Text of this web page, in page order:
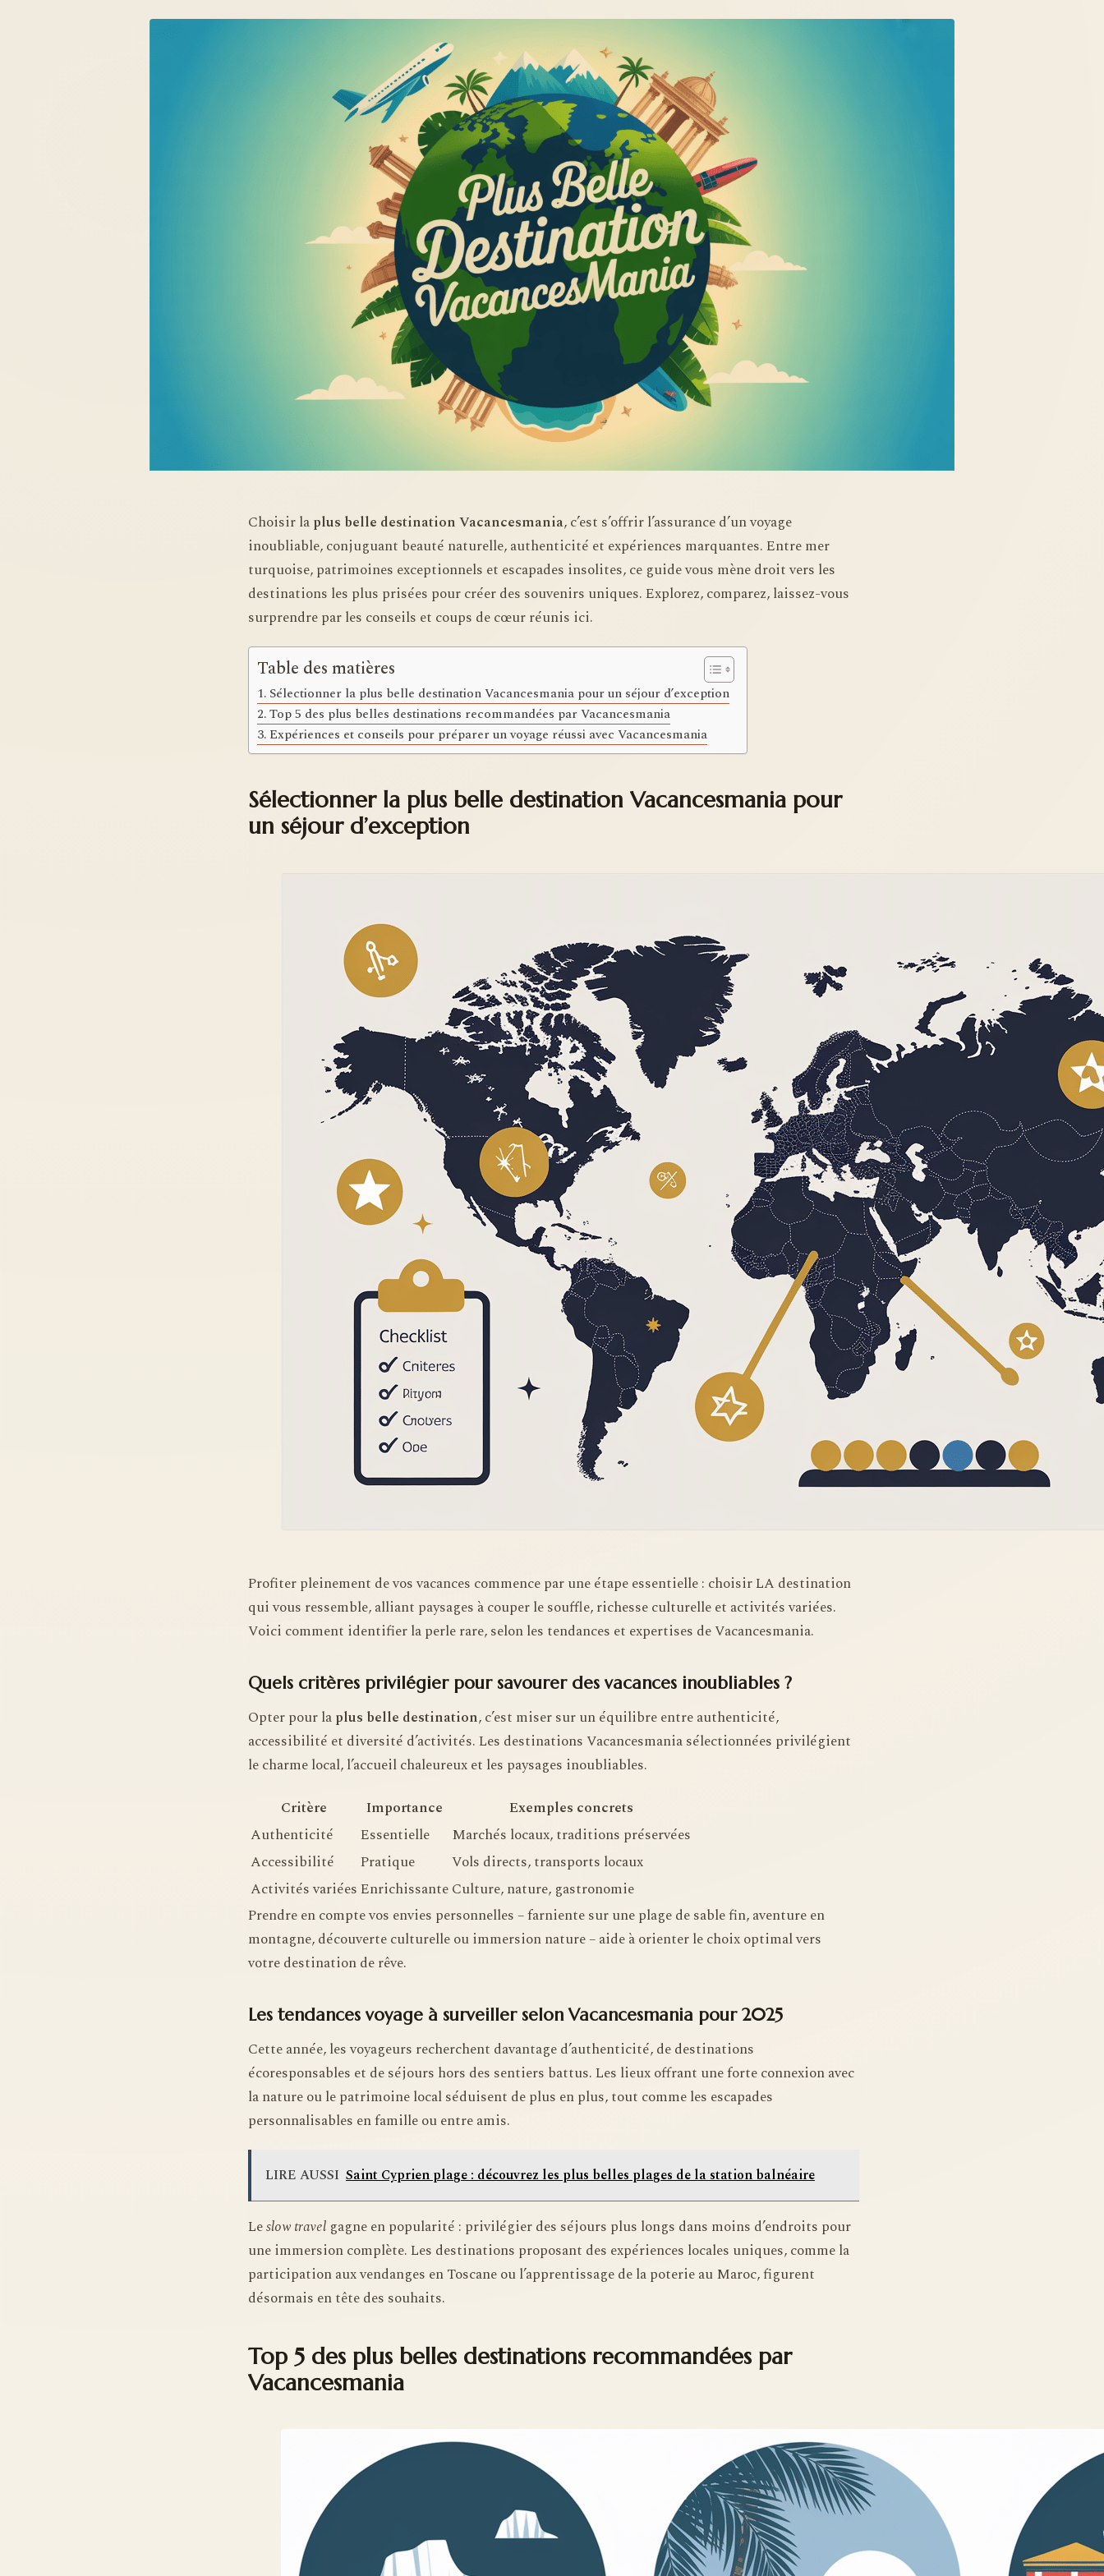
Choisir laplus belle destination Vacancesmania, c’est s’offrir l’assurance d’un voyage
inoubliable, conjuguant beauté naturelle, authenticité et expériences marquantes. Entre mer
turquoise, patrimoines exceptionnels et escapades insolites, ce guide vous mène droit vers les
destinations les plus prisées pour créer des souvenirs uniques. Explorez, comparez, laissez-vous
surprendre par les conseils et coups de cœur réunis ici.
Table des matières
Sélectionner la plus belle destination Vacancesmania pour un séjour d’exception
Top 5 des plus belles destinations recommandées par Vacancesmania
Expériences et conseils pour préparer un voyage réussi avec Vacancesmania
Sélectionner la plus belle destination Vacancesmania pour
un séjour d’exception
Profiter pleinement de vos vacances commence par une étape essentielle : choisir LA destination
qui vous ressemble, alliant paysages à couper le souffle, richesse culturelle et activités variées.
Voici comment identifier la perle rare, selon les tendances et expertises de Vacancesmania.
Quels critères privilégier pour savourer des vacances inoubliables ?
Opter pour laplus belle destination, c’est miser sur un équilibre entre authenticité,
accessibilité et diversité d’activités. Les destinations Vacancesmania sélectionnées privilégient
le charme local, l’accueil chaleureux et les paysages inoubliables.
Critère
Importance
Exemples concrets
Authenticité
Essentielle
Marchés locaux, traditions préservées
Accessibilité
Pratique
Vols directs, transports locaux
Activités variéesEnrichissanteCulture, nature, gastronomie
Prendre en compte vos envies personnelles – farniente sur une plage de sable fin, aventure en
montagne, découverte culturelle ou immersion nature – aide à orienter le choix optimal vers
votre destination de rêve.
Les tendances voyage à surveiller selon Vacancesmania pour 2025
Cette année, les voyageurs recherchent davantage d’authenticité, de destinations
écoresponsables et de séjours hors des sentiers battus. Les lieux offrant une forte connexion avec
la nature ou le patrimoine local séduisent de plus en plus, tout comme les escapades
personnalisables en famille ou entre amis.
LIRE AUSSI Saint Cyprien plage : découvrez les plus belles plages de la station balnéaire
Leslow travel gagne en popularité : privilégier des séjours plus longs dans moins d’endroits pour
une immersion complète. Les destinations proposant des expériences locales uniques, comme la
participation aux vendanges en Toscane ou l’apprentissage de la poterie au Maroc, figurent
désormais en tête des souhaits.
Top 5 des plus belles destinations recommandées par
Vacancesmania